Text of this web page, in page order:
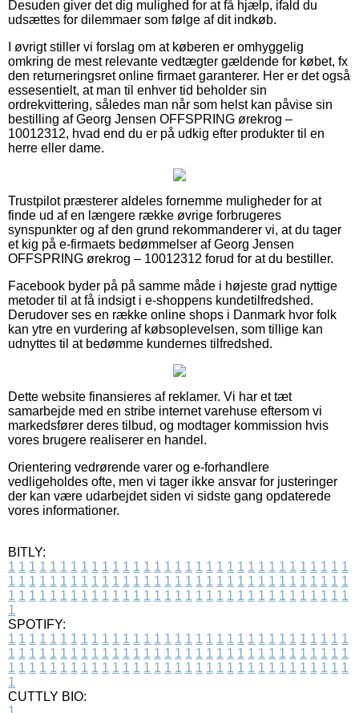
Desuden giver det dig mulighed for at få hjælp, ifald du
udsættes for dilemmaer som følge af dit indkøb.
I øvrigt stiller vi forslag om at køberen er omhyggelig
omkring de mest relevante vedtægter gældende for købet, fx
den returneringsret online firmaet garanterer. Her er det også
essesentielt, at man til enhver tid beholder sin
ordrekvittering, således man når som helst kan påvise sin
bestilling af Georg Jensen OFFSPRING ørekrog –
10012312, hvad end du er på udkig efter produkter til en
herre eller dame.
Trustpilot præsterer aldeles fornemme muligheder for at
finde ud af en længere række øvrige forbrugeres
synspunkter og af den grund rekommanderer vi, at du tager
et kig på e-firmaets bedømmelser af Georg Jensen
OFFSPRING ørekrog – 10012312 forud for at du bestiller.
Facebook byder på på samme måde i højeste grad nyttige
metoder til at få indsigt i e-shoppens kundetilfredshed.
Derudover ses en række online shops i Danmark hvor folk
kan ytre en vurdering af købsoplevelsen, som tillige kan
udnyttes til at bedømme kundernes tilfredshed.
Dette website finansieres af reklamer. Vi har et tæt
samarbejde med en stribe internet varehuse eftersom vi
markedsfører deres tilbud, og modtager kommission hvis
vores brugere realiserer en handel.
Orientering vedrørende varer og e-forhandlere
vedligeholdes ofte, men vi tager ikke ansvar for justeringer
der kan være udarbejdet siden vi sidste gang opdaterede
vores informationer.
BITLY:
1 1 1 1 1 1 1 1 1 1 1 1 1 1 1 1 1 1 1 1 1 1 1 1 1 1 1 1 1 1 1 1 1
1 1 1 1 1 1 1 1 1 1 1 1 1 1 1 1 1 1 1 1 1 1 1 1 1 1 1 1 1 1 1 1 1
1 1 1 1 1 1 1 1 1 1 1 1 1 1 1 1 1 1 1 1 1 1 1 1 1 1 1 1 1 1 1 1 1
1
SPOTIFY:
1 1 1 1 1 1 1 1 1 1 1 1 1 1 1 1 1 1 1 1 1 1 1 1 1 1 1 1 1 1 1 1 1
1 1 1 1 1 1 1 1 1 1 1 1 1 1 1 1 1 1 1 1 1 1 1 1 1 1 1 1 1 1 1 1 1
1 1 1 1 1 1 1 1 1 1 1 1 1 1 1 1 1 1 1 1 1 1 1 1 1 1 1 1 1 1 1 1 1
1
CUTTLY BIO: